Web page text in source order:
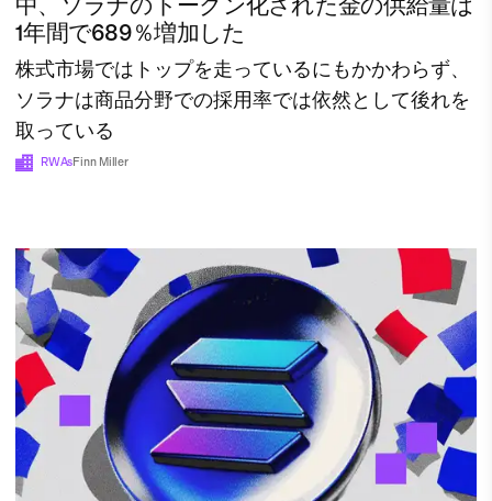
1年間で689％増加した
株式市場ではトップを走っているにもかかわらず、
ソラナは商品分野での採用率では依然として後れを
取っている
RWAsFinn Miller